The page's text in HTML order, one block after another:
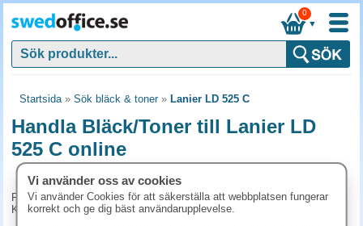
▼
0
Startsida» Sök bläck & toner» Lanier LD 525 C
Handla Bläck/Toner till Lanier LD
525 C online
För tillfället har vi inga produkter kopplade till denna maskin.
Kontakta kundtjänst på tel. 08-24 50 55 för mer information.
Vi använder oss av cookies
Vi använder Cookies för att säkerställa att webbplatsen fungerar
korrekt och ge dig bäst användarupplevelse.